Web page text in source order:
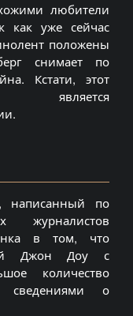
любители
как уже сейчас
положены
снимает по
. Кстати, этот
написанный по
журналистов
в том, что
Джон Доу с
количество
сведениями о